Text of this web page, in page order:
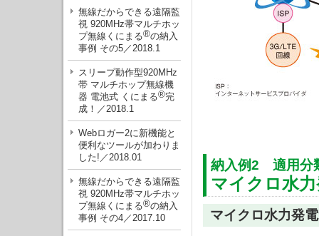
無線だからできる遠隔監
視 920MHz帯マルチホッ
プ無線くにまる®の納入
事例 その5／2018.1
スリープ動作型920MHz
帯 マルチホップ無線機
器 電池式 くにまる®完
成！／2018.1
Webロガー2に新機能と
便利なツールが加わりま
した!／2018.01
無線だからできる遠隔監
視 920MHz帯マルチホッ
プ無線くにまる®の納入
事例 その4／2017.10
納入例2 適用分
マイクロ水
マイクロ水力発